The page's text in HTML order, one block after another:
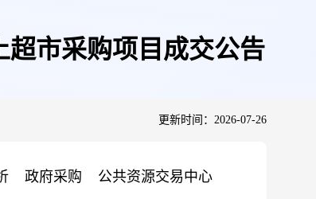
市采购项目成交公告
更新时间：2026-07-26
政府采购 公共资源交易中心